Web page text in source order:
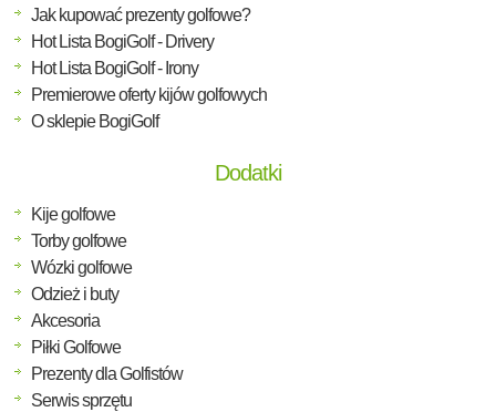
Jak kupować prezenty golfowe?
Hot Lista BogiGolf - Drivery
Hot Lista BogiGolf - Irony
Premierowe oferty kijów golfowych
O sklepie BogiGolf
Dodatki
Kije golfowe
Torby golfowe
Wózki golfowe
Odzież i buty
Akcesoria
Piłki Golfowe
Prezenty dla Golfistów
Serwis sprzętu